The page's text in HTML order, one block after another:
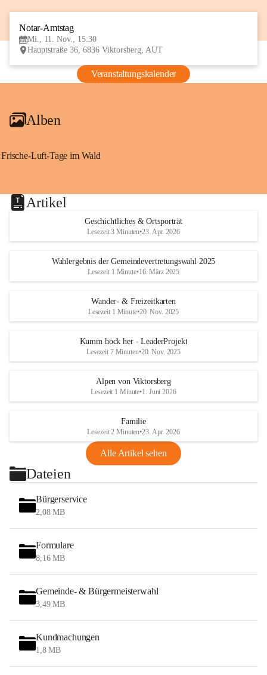
Notar-Amtstag
Mi., 11. Nov., 15:30
Hauptstraße 36, 6836 Viktorsberg, AUT
Veranstaltungskalender
Alben
Frische-Luft-Tage im Wald
Artikel
Geschichtliches & Ortsporträt
Lesezeit 3 Minuten•23. Apr. 2026
Wahlergebnis der Gemeindevertretungswahl 2025
Lesezeit 1 Minute•16. März 2025
Wander- & Freizeitkarten
Lesezeit 1 Minute•20. Nov. 2025
Kumm hock her - LeaderProjekt
Lesezeit 7 Minuten•20. Nov. 2025
Alpen von Viktorsberg
Lesezeit 1 Minute•1. Juni 2026
Familie
Lesezeit 2 Minuten•23. Apr. 2026
Alle Artikel sehen
Dateien
Bürgerservice
2,08 MB
Formulare
8,16 MB
Gemeinde- & Bürgermeisterwahl
3,49 MB
Kundmachungen
1,8 MB